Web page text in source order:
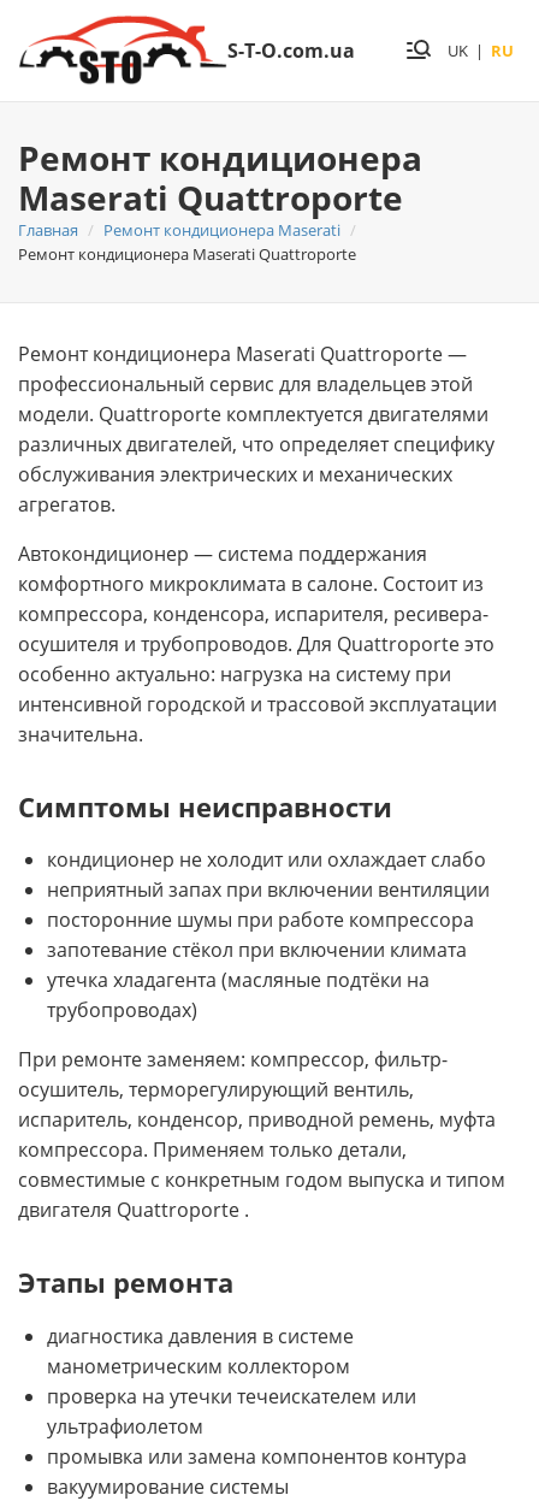
S-T-O.com.ua UK | RU
Ремонт кондиционера
Maserati Quattroporte
Главная
Ремонт кондиционера Maserati
Ремонт кондиционера Maserati Quattroporte
Ремонт кондиционера Maserati Quattroporte —
профессиональный сервис для владельцев этой
модели. Quattroporte комплектуется двигателями
различных двигателей, что определяет специфику
обслуживания электрических и механических
агрегатов.
Автокондиционер — система поддержания
комфортного микроклимата в салоне. Состоит из
компрессора, конденсора, испарителя, ресивера-
осушителя и трубопроводов. Для Quattroporte это
особенно актуально: нагрузка на систему при
интенсивной городской и трассовой эксплуатации
значительна.
Симптомы неисправности
кондиционер не холодит или охлаждает слабо
неприятный запах при включении вентиляции
посторонние шумы при работе компрессора
запотевание стёкол при включении климата
утечка хладагента (масляные подтёки на
трубопроводах)
При ремонте заменяем: компрессор, фильтр-
осушитель, терморегулирующий вентиль,
испаритель, конденсор, приводной ремень, муфта
компрессора. Применяем только детали,
совместимые с конкретным годом выпуска и типом
двигателя Quattroporte .
Этапы ремонта
диагностика давления в системе
манометрическим коллектором
проверка на утечки течеискателем или
ультрафиолетом
промывка или замена компонентов контура
вакуумирование системы